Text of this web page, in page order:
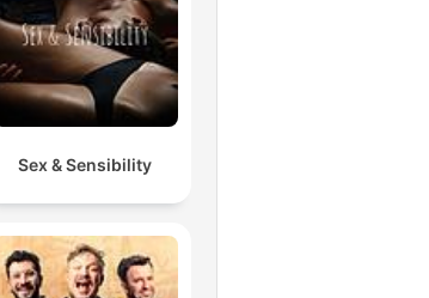
Sex & Sensibility